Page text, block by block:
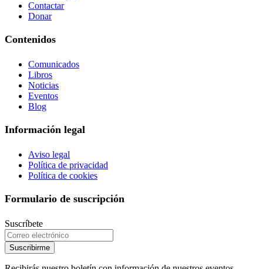
Contactar
Donar
Contenidos
Comunicados
Libros
Noticias
Eventos
Blog
Información legal
Aviso legal
Política de privacidad
Política de cookies
Formulario de suscripción
Suscríbete
Suscribirme